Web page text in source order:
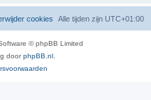
Alle tijden zijn UTC+01:00
cookies
© phpBB Limited
doorphpBB.nl